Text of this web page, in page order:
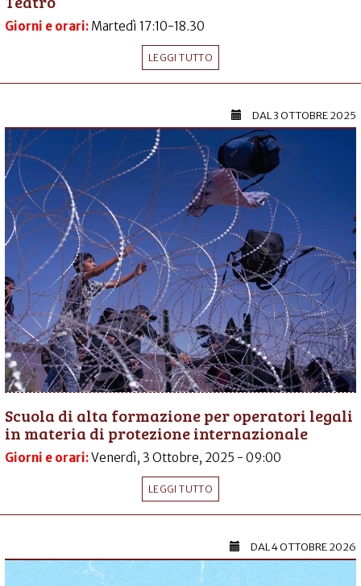
Giorni e orari: Martedì 17:10-18.30
LEGGI TUTTO
DAL3 OTTOBRE 2025
Scuola di alta formazione per operatori legali
in materia di protezione internazionale
Giorni e orari:Venerdì, 3 Ottobre, 2025 - 09:00
LEGGI TUTTO
DAL4 OTTOBRE 2026